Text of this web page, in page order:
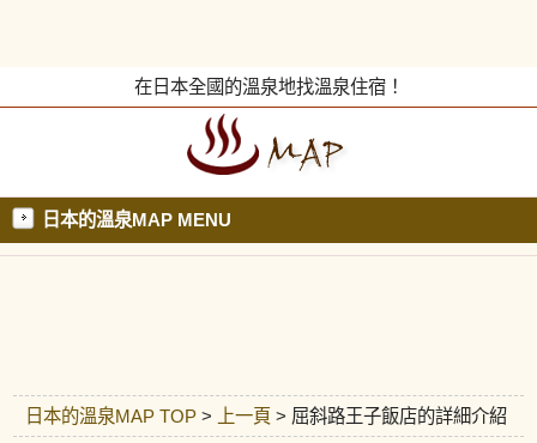
在日本全國的溫泉地找溫泉住宿！
日本的溫泉MAP MENU
日本的溫泉MAP TOP > 上一頁 > 屈斜路王子飯店的詳細介紹